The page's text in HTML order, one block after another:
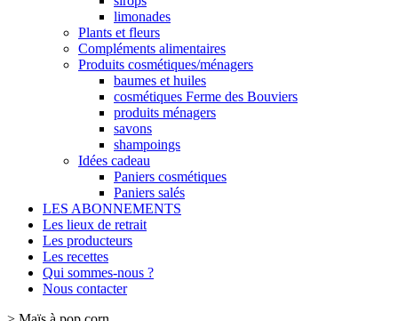
limonades
Plants et fleurs
Compléments alimentaires
Produits cosmétiques/ménagers
baumes et huiles
cosmétiques Ferme des Bouviers
produits ménagers
savons
shampoings
Idées cadeau
Paniers cosmétiques
Paniers salés
LES ABONNEMENTS
Les lieux de retrait
Les producteurs
Les recettes
Qui sommes-nous ?
Nous contacter